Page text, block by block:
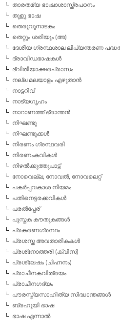
താരതമ്യ ഭാഷാശാസ്ത്രപഠനം
തുളു ഭാഷ
തെരുവുനാടകം
തെറ്റും ശരിയും (അ)
ദേശീയ ഗ്രന്ഥശാല ലിപ്യന്തരണ
ദ്രാവിഡഭാഷകള്‍
ദ്വിതീയാക്ഷരപ്രാസം
നല്ല മലയാളം എഴുതാന്‍
നാട്ടറിവ്
നാട്യഗൃഹം
നാറാണത്ത് ഭ്രാന്തന്‍
നിഘണ്ടു
നിഘണ്ടുക്കള്‍
നിരണം ഗ്രന്ഥവരി
നിരണംകവികള്‍
നിഴല്‍ക്കുത്തുപാട്ട്
നോവെല്ല, നോവല്‍, നോവലെറ്റ്
പകര്‍പ്പവകാശ നിയമം
പതിനെട്ടരക്കവികള്‍
പരല്‍പ്പേര്
പുസ്തക കൗതുകങ്ങള്‍
പ്രകരണഗ്രന്ഥം
പ്രശസ്ത അവതാരികകള്‍
പ്രശ്‌നോത്തരി (ക്വിസ്)
പ്രശ്ലേഷം (ചിഹ്നനം)
പ്രാചീനകവിത്രയം
പ്രാചീനഗദ്യം
പൗരസ്ത്യസാഹിത്യ സിദ്ധാന്തങ്ങള്‍
ബ്രഹൂയി ഭാഷ
ഭാഷ എന്നാല്‍